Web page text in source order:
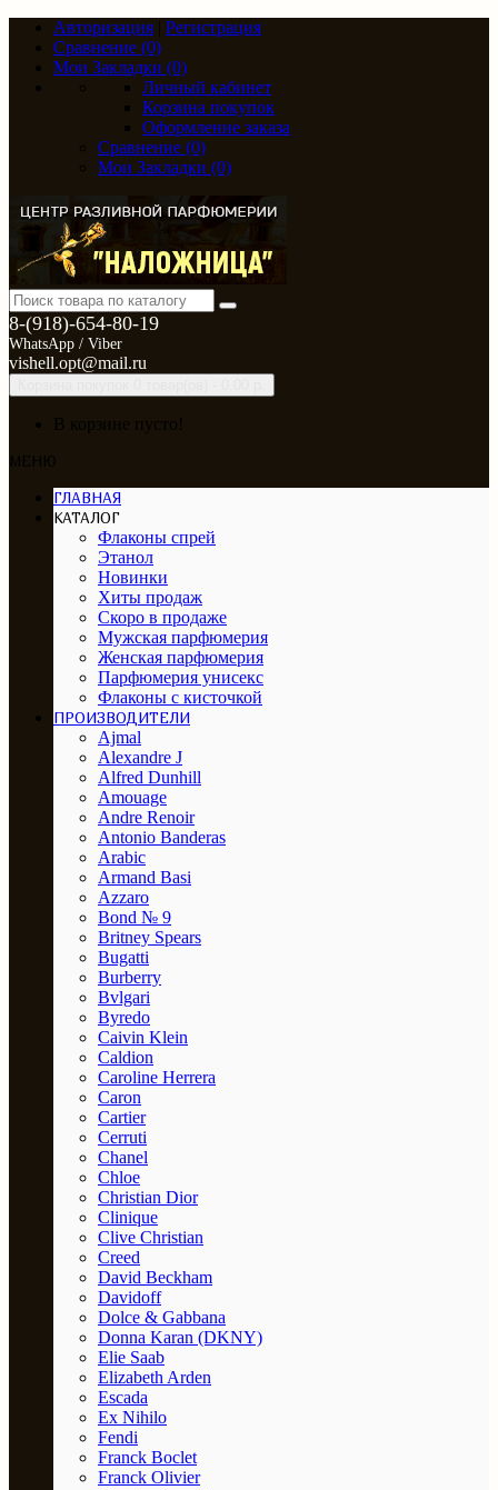
Авторизация
Регистрация
Сравнение (0)
Мои Закладки (0)
Личный кабинет
Корзина покупок
Оформление заказа
Сравнение (0)
Мои Закладки (0)
8-(918)-654-80-19
WhatsApp / Viber
vishell.opt@mail.ru
ГЛАВНАЯ
КАТАЛОГ
Флаконы спрей
Этанол
Новинки
Хиты продаж
Скоро в продаже
Мужская парфюмерия
Женская парфюмерия
Парфюмерия унисекс
Флаконы с кисточкой
ПРОИЗВОДИТЕЛИ
Ajmal
Alexandre J
Alfred Dunhill
Amouage
Andre Renoir
Antonio Banderas
Arabic
Armand Basi
Azzaro
Bond № 9
Britney Spears
Bugatti
Burberry
Bvlgari
Byredo
Caivin Klein
Caldion
Caroline Herrera
Caron
Cartier
Cerruti
Chanel
Chloe
Christian Dior
Clinique
Clive Christian
Creed
David Beckham
Davidoff
Dolce & Gabbana
Donna Karan (DKNY)
Elie Saab
Elizabeth Arden
Escada
Ex Nihilo
Fendi
Franck Boclet
Franck Olivier